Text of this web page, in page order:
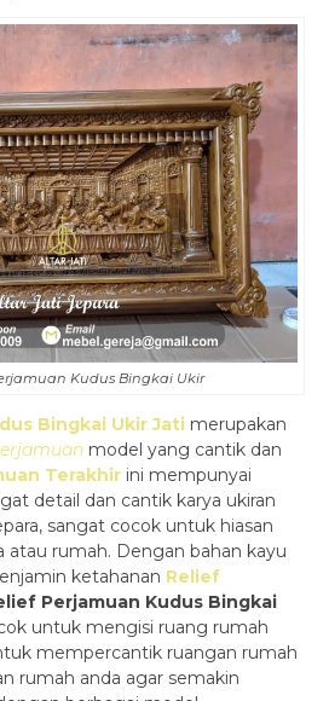
Kudus Bingkai Ukir
Bingkai Ukir Jati merupakan
model yang cantik dan
Terakhir ini mempunyai
detail dan cantik karya ukiran
sangat cocok untuk hiasan
atau rumah. Dengan bahan kayu
ketahanan Relief
Perjamuan Kudus Bingkai
untuk mengisi ruang rumah
mempercantik ruangan rumah
rumah anda agar semakin